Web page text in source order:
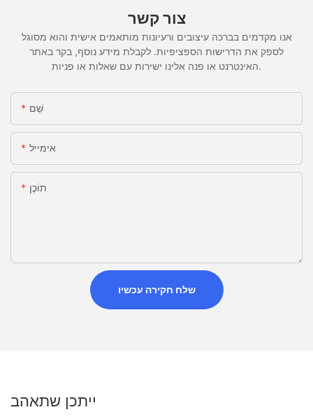
צור קשר
אנו מקדמים בברכה עיצובים ורעיונות מותאמים אישית והוא מסוגל
לספק את הדרישות הספציפיות. לקבלת מידע נוסף, בקר באתר
האינטרנט או פנה אלינו ישירות עם שאלות או פניות.
שֵׁם
אימייל
תוֹכֶן
שלח חקירה עכשיו
ייתכן שתאהב